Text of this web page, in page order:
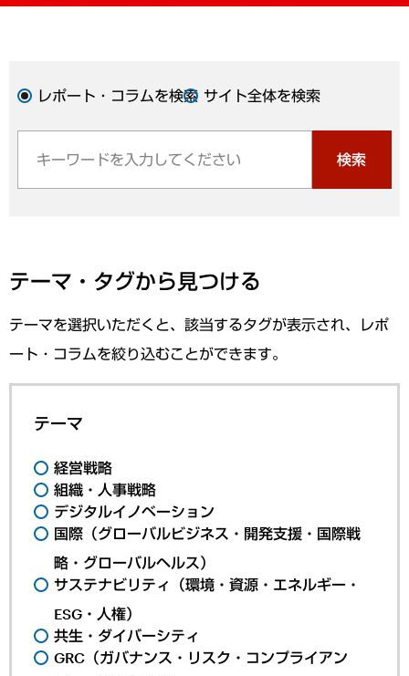
レポート・コラムを検索 サイト全体を検索
検索
テーマ・タグから見つける
テーマを選択いただくと、該当するタグが表示され、レポ
ート・コラムを絞り込むことができます。
テーマ
経営戦略
組織・人事戦略
デジタルイノベーション
国際（グローバルビジネス・開発支援・国際戦
略・グローバルヘルス）
サステナビリティ（環境・資源・エネルギー・
ESG・人権）
共生・ダイバーシティ
GRC（ガバナンス・リスク・コンプライアン